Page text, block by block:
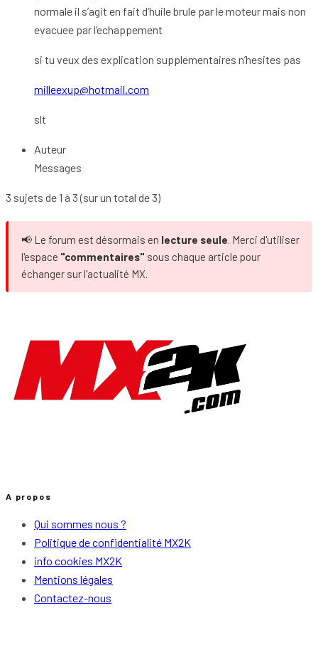
normale il s’agit en fait d’huile brule par le moteur mais non
evacuee par l’echappement
si tu veux des explication supplementaires n’hesites pas
milleexup@hotmail.com
slt
Auteur
Messages
3 sujets de 1 à 3 (sur un total de 3)
📢 Le forum est désormais en lecture seule. Merci d'utiliser
l'espace "commentaires" sous chaque article pour
échanger sur l'actualité MX.
A propos
Qui sommes nous ?
Politique de confidentialité MX2K
info cookies MX2K
Mentions légales
Contactez-nous